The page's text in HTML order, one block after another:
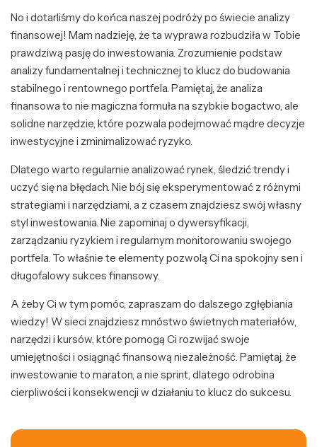
No i dotarliśmy do końca naszej podróży po świecie analizy
finansowej! Mam nadzieję, że ta wyprawa rozbudziła w Tobie
prawdziwą pasję do inwestowania. Zrozumienie podstaw
analizy fundamentalnej i technicznej to klucz do budowania
stabilnego i rentownego portfela. Pamiętaj, że analiza
finansowa to nie magiczna formuła na szybkie bogactwo, ale
solidne narzędzie, które pozwala podejmować mądre decyzje
inwestycyjne i zminimalizować ryzyko.
Dlatego warto regularnie analizować rynek, śledzić trendy i
uczyć się na błędach. Nie bój się eksperymentować z różnymi
strategiami i narzędziami, a z czasem znajdziesz swój własny
styl inwestowania. Nie zapominaj o dywersyfikacji,
zarządzaniu ryzykiem i regularnym monitorowaniu swojego
portfela. To właśnie te elementy pozwolą Ci na spokojny sen i
długofalowy sukces finansowy.
A żeby Ci w tym pomóc, zapraszam do dalszego zgłębiania
wiedzy! W sieci znajdziesz mnóstwo świetnych materiałów,
narzędzi i kursów, które pomogą Ci rozwijać swoje
umiejętności i osiągnąć finansową niezależność. Pamiętaj, że
inwestowanie to maraton, a nie sprint, dlatego odrobina
cierpliwości i konsekwencji w działaniu to klucz do sukcesu.